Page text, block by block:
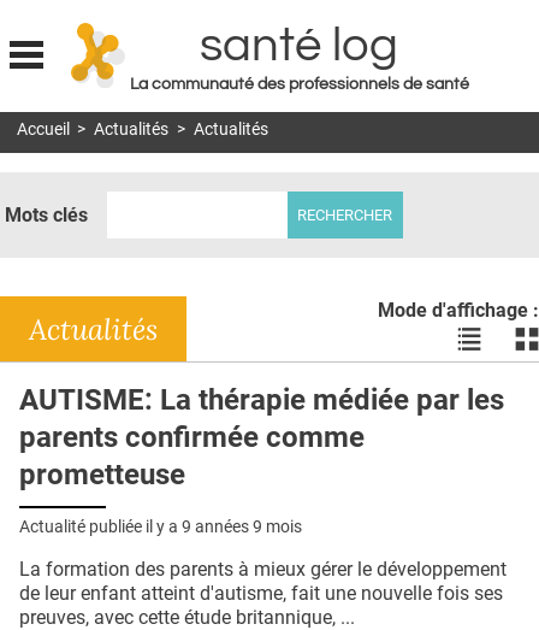
Jump to navigation
santé log
La communauté des professionnels de santé
MON COMPTE
DOSSIERS
RÉSEAUX
E-REVUE SAD
THÉMA
L'APP
PUBLICITÉ
Accueil > Actualités > Actualités
Mots clés
Mode d'affichage :
Voir
les
en
les
Actualités
AUTISME: La thérapie médiée par les
parents confirmée comme
prometteuse
Actualité publiée il y a 9 années 9 mois
La formation des parents à mieux gérer le développement
de leur enfant atteint d'autisme, fait une nouvelle fois ses
preuves, avec cette étude britannique, ...